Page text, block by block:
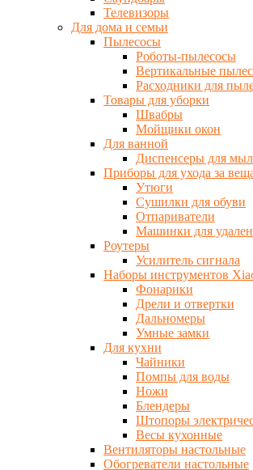
Телевизоры
Для дома и семьи
Пылесосы
Роботы-пылесосы
Вертикальные
Расходники для
Товары для уборки
Швабры
Мойщики окон
Для ванной
Диспенсеры для
Приборы для ухода за
Утюги
Сушилки для обуви
Отпариватели
Машинки для
Роутеры
Усилитель сигнала
Наборы инструментов
Фонарики
Дрели и отвертки
Дальномеры
Умные замки
Для кухни
Чайники
Помпы для воды
Ножи
Блендеры
Штопоры
Весы кухонные
Вентиляторы настольные
Обогреватели настольные